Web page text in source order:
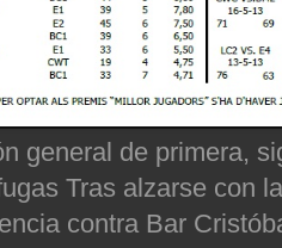
general de primera,
Tras alzarse con
contra Bar